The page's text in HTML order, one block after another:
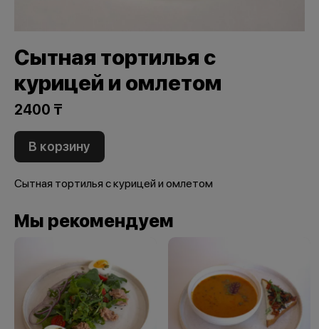
Сытная тортилья с
курицей и омлетом
2400 ₸
В корзину
Сытная тортилья с курицей и омлетом
Мы рекомендуем